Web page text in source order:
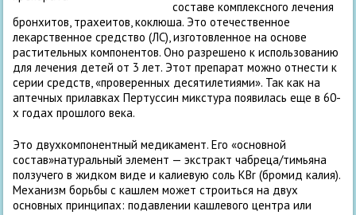
составе комплексного лечения
бронхитов, трахеитов, коклюша. Это отечественное
лекарственное средство (ЛС), изготовленное на основе
растительных компонентов. Оно разрешено к использованию
для лечения детей от 3 лет. Этот препарат можно отнести к
серии средств, «проверенных десятилетиями». Так как на
аптечных прилавках Пертуссин микстура появилась еще в 60-
х годах прошлого века.
Это двухкомпонентный медикамент. Его «основной
состав»натуральный элемент — экстракт чабреца/тимьяна
ползучего в жидком виде и калиевую соль KBr (бромид калия).
Механизм борьбы с кашлем может строиться на двух
основных принципах: подавлении кашлевого центра или